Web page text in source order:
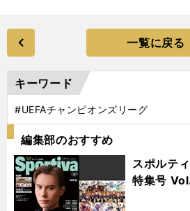
一覧に戻る
キーワード
#UEFAチャンピオンズリーグ
編集部のおすすめ
スポルテ
特集号